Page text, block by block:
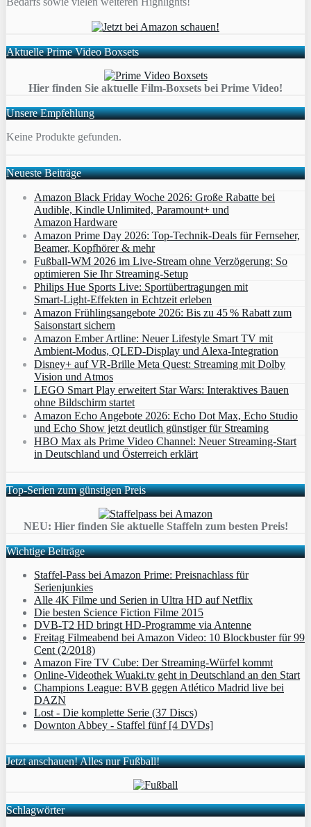
Aktuelle Prime Video Boxsets
Hier finden Sie aktuelle Film-Boxsets bei Prime Video!
Unsere Empfehlung
Keine Produkte gefunden.
Neueste Beiträge
Amazon Black Friday Woche 2026: Große Rabatte bei
Audible, Kindle Unlimited, Paramount+ und
Amazon Hardware
Amazon Prime Day 2026: Top-Technik-Deals für Fernseher,
Beamer, Kopfhörer & mehr
Fußball-WM 2026 im Live-Stream ohne Verzögerung: So
optimieren Sie Ihr Streaming-Setup
Philips Hue Sports Live: Sportübertragungen mit
Smart‑Light‑Effekten in Echtzeit erleben
Amazon Frühlingsangebote 2026: Bis zu 45 % Rabatt zum
Saisonstart sichern
Amazon Ember Artline: Neuer Lifestyle Smart TV mit
Ambient‑Modus, QLED‑Display und Alexa‑Integration
Disney+ auf VR-Brille Meta Quest: Streaming mit Dolby
Vision und Atmos
LEGO Smart Play erweitert Star Wars: Interaktives Bauen
ohne Bildschirm startet
Amazon Echo Angebote 2026: Echo Dot Max, Echo Studio
und Echo Show jetzt deutlich günstiger für Streaming
HBO Max als Prime Video Channel: Neuer Streaming‑Start
in Deutschland und Österreich erklärt
Top-Serien zum günstigen Preis
NEU: Hier finden Sie aktuelle Staffeln zum besten Preis!
Wichtige Beiträge
Staffel-Pass bei Amazon Prime: Preisnachlass für
Serienjunkies
Alle 4K Filme und Serien in Ultra HD auf Netflix
Die besten Science Fiction Filme 2015
DVB-T2 HD bringt HD-Programme via Antenne
Freitag Filmeabend bei Amazon Video: 10 Blockbuster für 99
Cent (2/2018)
Amazon Fire TV Cube: Der Streaming-Würfel kommt
Online-Videothek Wuaki.tv geht in Deutschland an den Start
Champions League: BVB gegen Atlético Madrid live bei
DAZN
Lost - Die komplette Serie (37 Discs)
Downton Abbey - Staffel fünf [4 DVDs]
Jetzt anschauen! Alles nur Fußball!
Schlagwörter